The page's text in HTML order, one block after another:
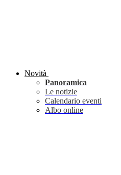
Novità
Panoramica
Le notizie
Calendario eventi
Albo online